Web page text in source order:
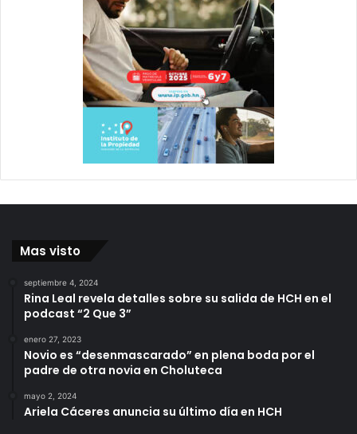
Mas visto
septiembre 4, 2024
Rina Leal revela detalles sobre su salida de HCH en el
podcast “2 Que 3”
enero 27, 2023
Novio es “desenmascarado” en plena boda por el
padre de otra novia en Choluteca
mayo 2, 2024
Ariela Cáceres anuncia su último día en HCH